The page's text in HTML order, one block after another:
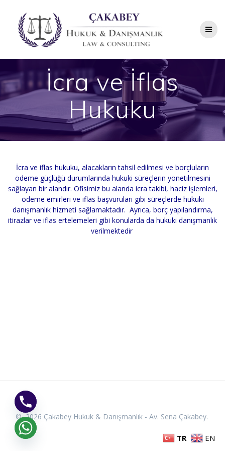
to
content
İcra ve İflas
Hukuku
İcra ve iflas hukuku, alacakların tahsil edilmesi ve borçluların
ödeme güçlüğü durumlarında hukuki süreçlerin yönetilmesini
sağlayan bir alandır. Ofisimiz bu alanda icra takibi, haciz işlemleri,
ödeme emirleri ve iflas başvuruları gibi süreçlerde hukuki
danışmanlık hizmeti sağlamaktadır. Ayrıca, borç yapılandırma,
itirazlar ve iflas ertelemeleri gibi konularda da hukuki danışmanlık
verilmektedir
© 2026 Çakabey Hukuk & Danışmanlık - Av. Sena Çakabey.
TR EN